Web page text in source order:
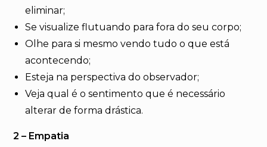
eliminar;
Se visualize flutuando para fora do seu corpo;
Olhe para si mesmo vendo tudo o que está
acontecendo;
Esteja na perspectiva do observador;
Veja qual é o sentimento que é necessário
alterar de forma drástica.
2 – Empatia